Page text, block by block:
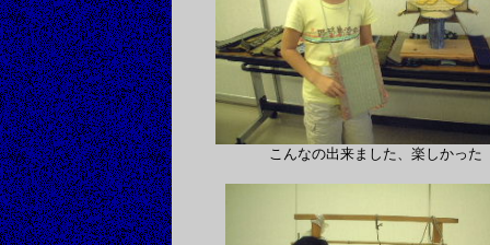
こんなの出来ました、楽しかった